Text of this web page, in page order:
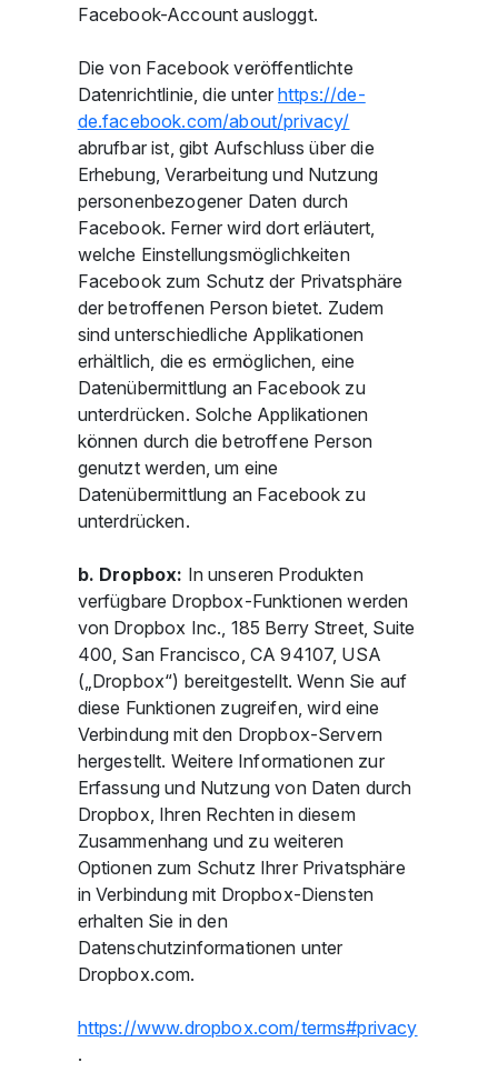
Facebook-Account ausloggt.
Die von Facebook veröffentlichte
Datenrichtlinie, die unter https://de-
de.facebook.com/about/privacy/
abrufbar ist, gibt Aufschluss über die
Erhebung, Verarbeitung und Nutzung
personenbezogener Daten durch
Facebook. Ferner wird dort erläutert,
welche Einstellungsmöglichkeiten
Facebook zum Schutz der Privatsphäre
der betroffenen Person bietet. Zudem
sind unterschiedliche Applikationen
erhältlich, die es ermöglichen, eine
Datenübermittlung an Facebook zu
unterdrücken. Solche Applikationen
können durch die betroffene Person
genutzt werden, um eine
Datenübermittlung an Facebook zu
unterdrücken.
b. Dropbox: In unseren Produkten
verfügbare Dropbox-Funktionen werden
von Dropbox Inc., 185 Berry Street, Suite
400, San Francisco, CA 94107, USA
(„Dropbox“) bereitgestellt. Wenn Sie auf
diese Funktionen zugreifen, wird eine
Verbindung mit den Dropbox-Servern
hergestellt. Weitere Informationen zur
Erfassung und Nutzung von Daten durch
Dropbox, Ihren Rechten in diesem
Zusammenhang und zu weiteren
Optionen zum Schutz Ihrer Privatsphäre
in Verbindung mit Dropbox-Diensten
erhalten Sie in den
Datenschutzinformationen unter
Dropbox.com.
https://www.dropbox.com/terms#privacy
.